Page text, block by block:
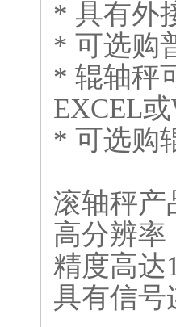
* 具有外
* 可选购
* 辊轴秤
EXCEL或
* 可选购
滚轴秤产
高分辨率
精度高达
具有信号